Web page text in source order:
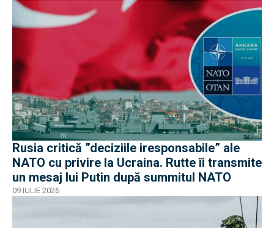
Rusia critică ”deciziile iresponsabile” ale
NATO cu privire la Ucraina. Rutte îi transmite
un mesaj lui Putin după summitul NATO
09 IULIE 2026